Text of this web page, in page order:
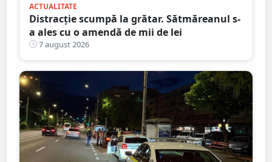
ACTUALITATE
Distracție scumpă la grătar. Sătmăreanul s-
a ales cu o amendă de mii de lei
7 august 2026